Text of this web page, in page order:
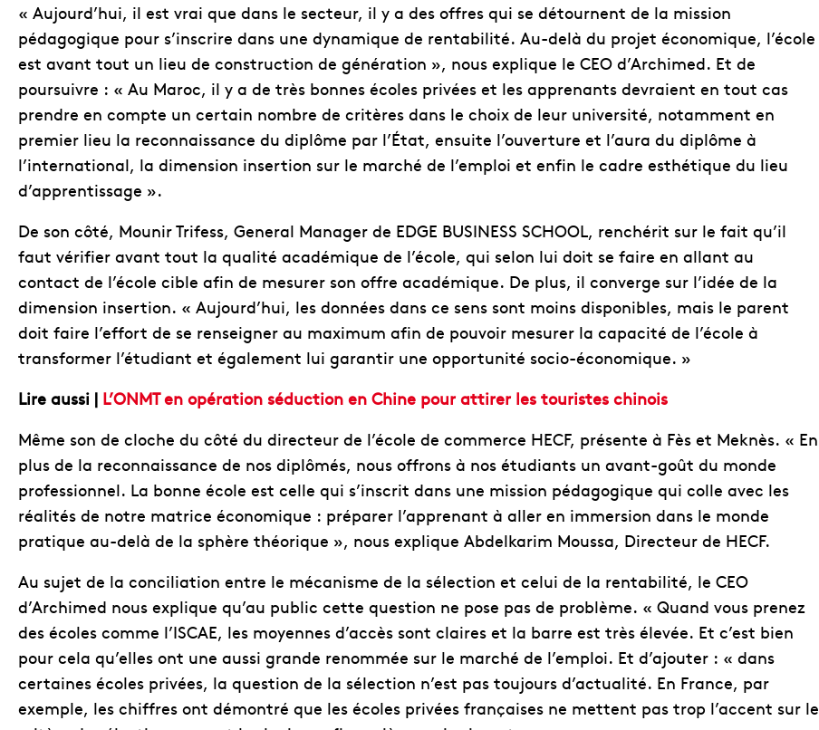
« Aujourd’hui, il est vrai que dans le secteur, il y a des offres qui se détournent de la mission
pédagogique pour s’inscrire dans une dynamique de rentabilité. Au-delà du projet économique, l’école
est avant tout un lieu de construction de génération », nous explique le CEO d’Archimed. Et de
poursuivre : « Au Maroc, il y a de très bonnes écoles privées et les apprenants devraient en tout cas
prendre en compte un certain nombre de critères dans le choix de leur université, notamment en
premier lieu la reconnaissance du diplôme par l’État, ensuite l’ouverture et l’aura du diplôme à
l’international, la dimension insertion sur le marché de l’emploi et enfin le cadre esthétique du lieu
d’apprentissage ».
De son côté, Mounir Trifess, General Manager de EDGE BUSINESS SCHOOL, renchérit sur le fait qu’il
faut vérifier avant tout la qualité académique de l’école, qui selon lui doit se faire en allant au
contact de l’école cible afin de mesurer son offre académique. De plus, il converge sur l’idée de la
dimension insertion. « Aujourd’hui, les données dans ce sens sont moins disponibles, mais le parent
doit faire l’effort de se renseigner au maximum afin de pouvoir mesurer la capacité de l’école à
transformer l’étudiant et également lui garantir une opportunité socio-économique. »
Lire aussi | L’ONMT en opération séduction en Chine pour attirer les touristes chinois
Même son de cloche du côté du directeur de l’école de commerce HECF, présente à Fès et Meknès. « En
plus de la reconnaissance de nos diplômés, nous offrons à nos étudiants un avant-goût du monde
professionnel. La bonne école est celle qui s’inscrit dans une mission pédagogique qui colle avec les
réalités de notre matrice économique : préparer l’apprenant à aller en immersion dans le monde
pratique au-delà de la sphère théorique », nous explique Abdelkarim Moussa, Directeur de HECF.
Au sujet de la conciliation entre le mécanisme de la sélection et celui de la rentabilité, le CEO
d’Archimed nous explique qu’au public cette question ne pose pas de problème. « Quand vous prenez
des écoles comme l’ISCAE, les moyennes d’accès sont claires et la barre est très élevée. Et c’est bien
pour cela qu’elles ont une aussi grande renommée sur le marché de l’emploi. Et d’ajouter : « dans
certaines écoles privées, la question de la sélection n’est pas toujours d’actualité. En France, par
exemple, les chiffres ont démontré que les écoles privées françaises ne mettent pas trop l’accent sur le